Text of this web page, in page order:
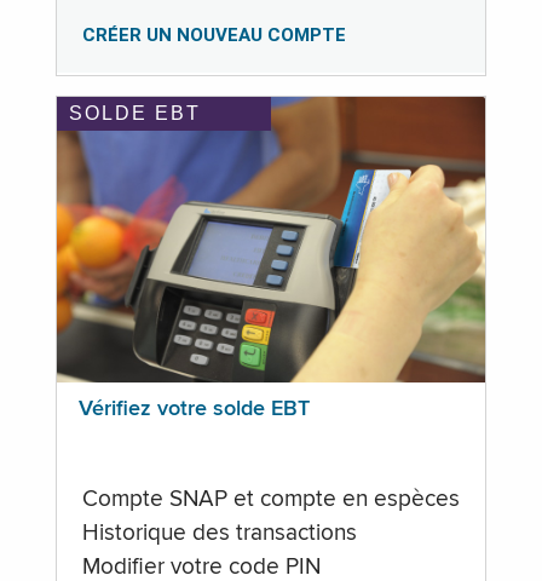
CRÉER UN NOUVEAU COMPTE
SOLDE EBT
Vérifiez votre solde EBT
Compte SNAP et compte en espèces
Historique des transactions
Modifier votre code PIN